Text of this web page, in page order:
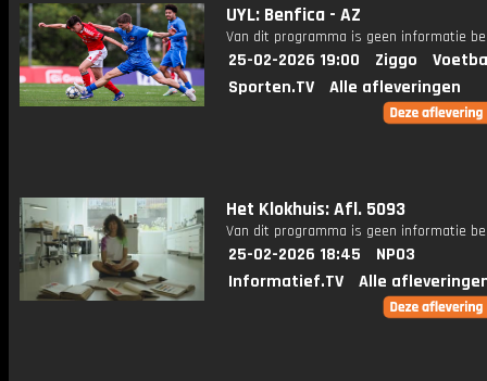
UYL: Benfica - AZ
Van dit programma is geen informatie
25-02-2026 19:00 Ziggo
Sporten.TV
Alle afleveringen
Het Klokhuis: Afl. 5093
Van dit programma is geen informatie
25-02-2026 18:45
NPO3
Informatief.TV
Alle